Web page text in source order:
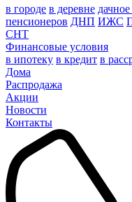
в городе в деревне
пенсионеров ДНП ИЖС
СНТ
Финансовые условия
в ипотеку в кредит в
Дома
Распродажа
Акции
Новости
Контакты